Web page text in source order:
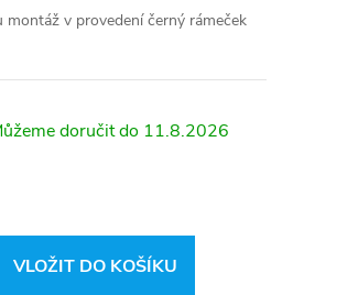
montáž v provedení černý rámeček
11.8.2026
VLOŽIT DO KOŠÍKU